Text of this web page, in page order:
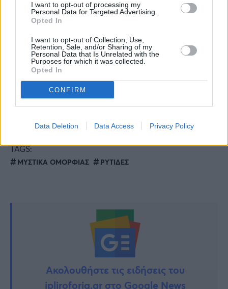
I want to opt-out of processing my
Personal Data for Targeted Advertising.
Opted In
I want to opt-out of Collection, Use,
Retention, Sale, and/or Sharing of my
Personal Data that Is Unrelated with the
Purposes for which it was collected.
Opted In
CONFIRM
Data Deletion Data Access Privacy Policy
και αποθεώθηκε
Υπάρχει λόγος: Τα 4 ζώδια που είναι πιο
πιθανό να γίνουν εκατομμυριούχοι στη ζωή
τους
Ιωάννα Τούνη: «Ένας από τους λόγους που
είμαι κουρασμένη είναι επειδή ταξιδεύω
συνέχεια»
TAGS:
ΜΥΣΤΙΚΑ ΟΜΟΡΦΙΑΣ ΡΥΤΙΔΕΣ
Ακολουθήστε τις ειδήσεις του
ipliroforia.gr στο Google News